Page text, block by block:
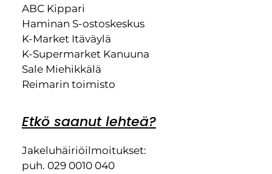
ABC Kippari
Haminan S-ostoskeskus
K-Market Itäväylä
K-Supermarket Kanuuna
Sale Miehikkälä
Reimarin toimisto
Etkö saanut lehteä?
Jakeluhäiriöilmoitukset:
puh. 029 0010 040